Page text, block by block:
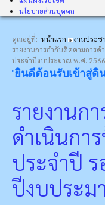
นโยบายส่วนบุคคล
คุณอยู่ที่: หน้าแรก
งานประช
รายงานการกำกับติดตามการด
ประจำปีงบประมาณ พ.ศ. 2566
นดีต้อนรับเข้าสู่ดินแ
รายงานก
ดำเนินกา
ประจำปี
ปีงบประม